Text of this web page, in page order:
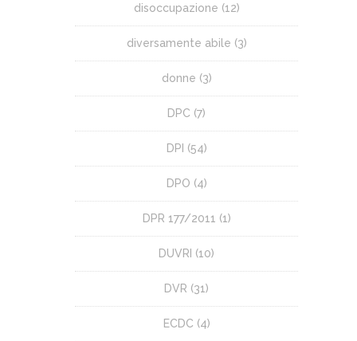
disoccupazione (12)
diversamente abile (3)
donne (3)
DPC (7)
DPI (54)
DPO (4)
DPR 177/2011 (1)
DUVRI (10)
DVR (31)
ECDC (4)